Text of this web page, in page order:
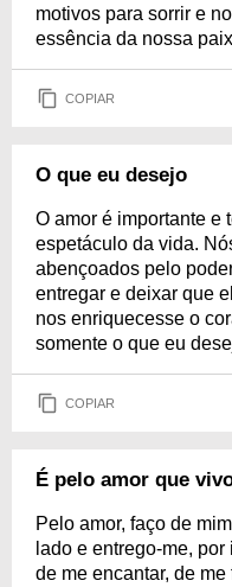
motivos para sorrir e
essência da nossa
COPIAR
O que eu desejo
O amor é importante e
espetáculo da vida.
abençoados pelo
entregar e deixar que
nos enriquecesse o
somente o que eu
COPIAR
É pelo amor que
Pelo amor, faço de
lado e entrego-me,
de me encantar, de